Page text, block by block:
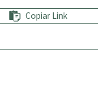
Copiar Link